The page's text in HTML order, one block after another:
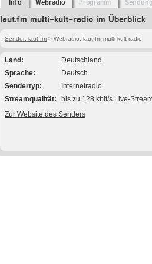
Info Webradio Programm
laut.fm multi-kult-radio im Überblick
Sender: laut.fm > Webradio: laut.fm multi-kult-radio
Land
Deutschland
Sprache
Deutsch
Sendertyp
Internetradio
Streamqualität
bis zu 128 kbit/s Live-
Zur Website des Senders